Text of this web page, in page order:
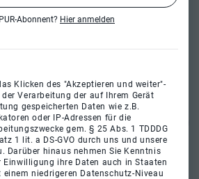
Abonnent? Hier anmelden
Klicken des "Akzeptieren und weiter"-
Verarbeitung der auf Ihrem Gerät
gespeicherten Daten wie z.B.
oder IP-Adressen für die
gem. § 25 Abs. 1 TDDDG
1 lit. a DS-GVO durch uns und unsere
Darüber hinaus nehmen Sie Kenntnis
ihre Daten auch in Staaten
niedrigeren Datenschutz-Niveau